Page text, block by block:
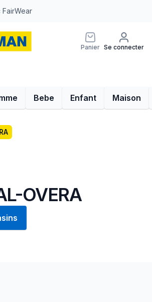
Panier Se connecter
Bebe Enfant Maison
OVERA